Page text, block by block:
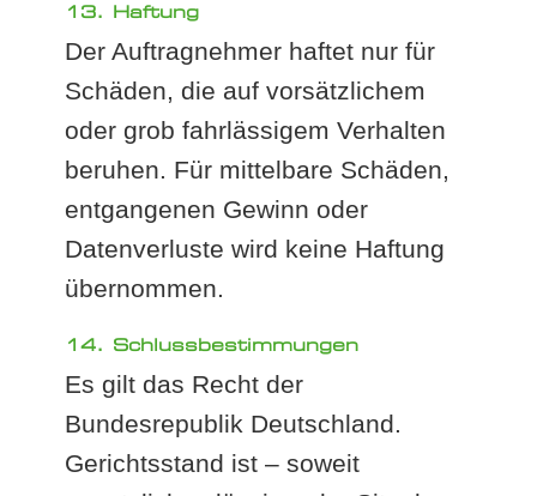
13. Haftung
Der Auftragnehmer haftet nur für
Schäden, die auf vorsätzlichem
oder grob fahrlässigem Verhalten
beruhen. Für mittelbare Schäden,
entgangenen Gewinn oder
Datenverluste wird keine Haftung
übernommen.
14. Schlussbestimmungen
Es gilt das Recht der
Bundesrepublik Deutschland.
Gerichtsstand ist – soweit